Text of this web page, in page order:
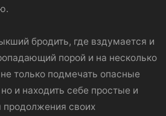
бродить, где вздумается и
порой и на несколько
только подмечать опасные
и находить себе простые и
продолжения своих